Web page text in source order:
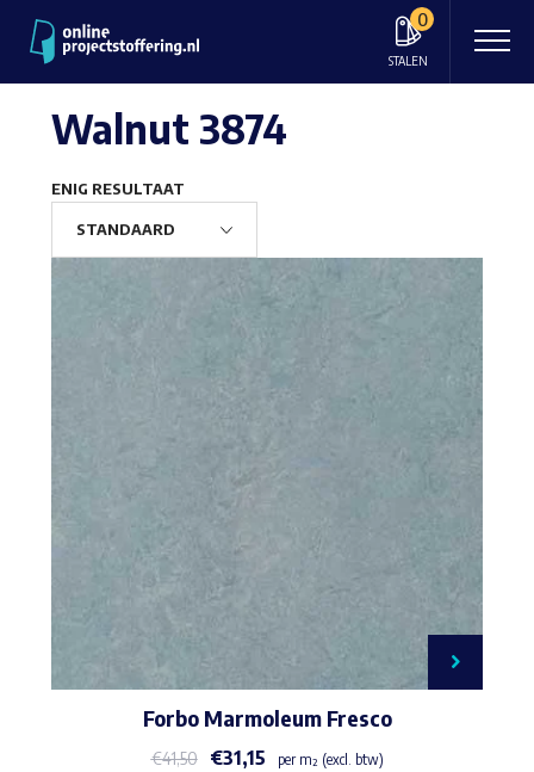
0
STALEN
Walnut 3874
ENIG RESULTAAT
Forbo Marmoleum Fresco
€41,50 €31,15 per m² (excl. btw)